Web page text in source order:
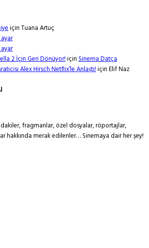
içinTuana Artuç
2 İçin Geri Dönüyor!içinSinema Datça
Alex Hirsch Netflix’le Anlaştı!içinElif Naz
fragmanlar, özel dosyalar, röportajlar,
hakkında merak edilenler… Sinemaya dair her şey!